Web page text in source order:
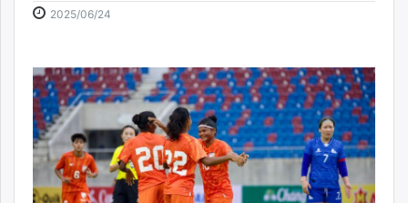
Baabar.mn
mnb.mn
Livetv.mn
Eguur.mn
24tsag.mn
shuud.mn
eagle.mn
2025/06/24
11:55:18
14:35:02